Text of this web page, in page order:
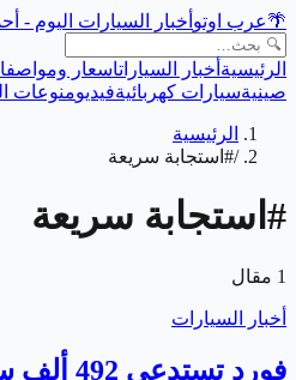
🌴عرب اوتو أخبار السيارات اليوم -
الرئيسية أخبار السياراتاسعار
صينيةسيارات كهربائيةفيديومنوعات
الرئيسية
/#استجابة سريعة
# استجابة سريعة
1 مقال
أخبار السيارات
فورد تستدعي 492 ألف سيارة إكسبلورر